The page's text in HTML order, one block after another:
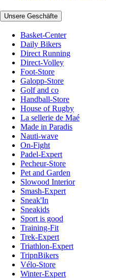
Unsere Geschäfte
Basket-Center
Daily Bikers
Direct Running
Direct-Volley
Foot-Store
Galopp-Store
Golf and co
Handball-Store
House of Rugby
La sellerie de Maé
Made in Paradis
Nauti-wave
On-Fight
Padel-Expert
Pecheur-Store
Pet and Garden
Slowood Interior
Smash-Expert
Sneak'In
Sneakids
Sport is good
Training-Fit
Trek-Expert
Triathlon-Expert
TripnBikers
Vélo-Store
Winter-Expert